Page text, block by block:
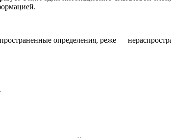
определения, реже —